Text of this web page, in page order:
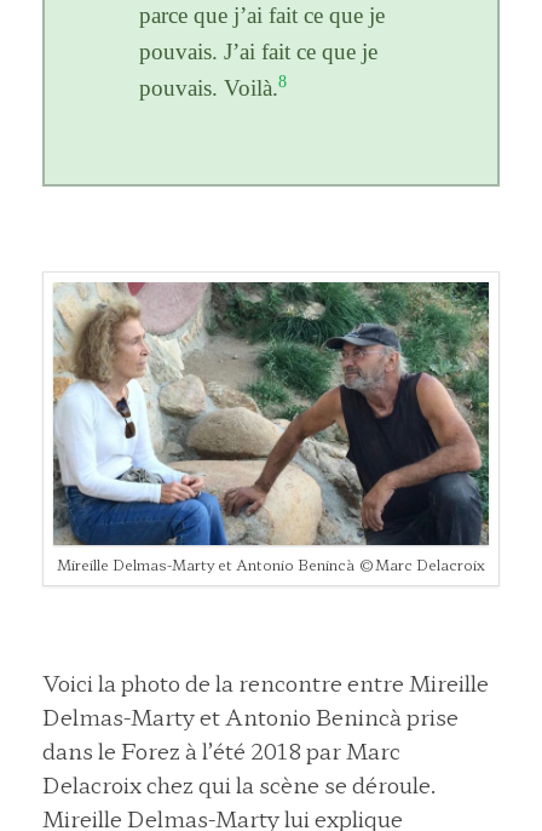
parce que j’ai fait ce que je
pouvais. J’ai fait ce que je
pouvais. Voilà.8
Mireille Delmas-Marty et Antonio Benincà ©Marc Delacroix
Voici la photo de la rencontre entre Mireille
Delmas-Marty et Antonio Benincà prise
dans le Forez à l’été 2018 par Marc
Delacroix chez qui la scène se déroule.
Mireille Delmas-Marty lui explique